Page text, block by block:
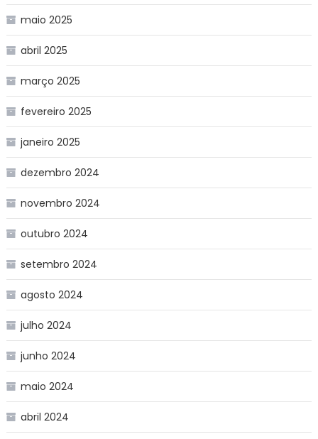
maio 2025
abril 2025
março 2025
fevereiro 2025
janeiro 2025
dezembro 2024
novembro 2024
outubro 2024
setembro 2024
agosto 2024
julho 2024
junho 2024
maio 2024
abril 2024